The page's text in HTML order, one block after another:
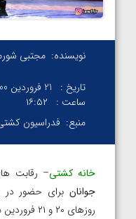
نویسنده: مجتبی
تاریخ :
21 فروردین 1400
ساعت :
۱۶:۵۲
منبع: فدراسیون
خانه کشتی– رقابت
جوانانبرای حضور در
روزهای ۲۰